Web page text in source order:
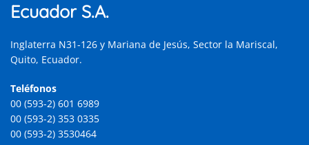
Ecuador S.A.
Inglaterra N31-126 y Mariana de Jesús, Sector la Mariscal,
Quito, Ecuador.
Teléfonos
00 (593-2) 601 6989
00 (593-2) 353 0335
00 (593-2) 3530464